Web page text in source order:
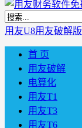
用友U8用友破解版
首 页
用友破解
电算化
用友T1
用友T3
用友T6